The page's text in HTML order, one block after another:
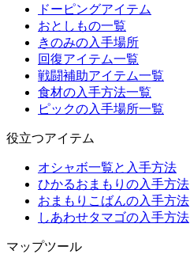
ドーピングアイテム
おとしもの一覧
きのみの入手場所
回復アイテム一覧
戦闘補助アイテム一覧
食材の入手方法一覧
ピックの入手場所一覧
役立つアイテム
オシャボ一覧と入手方法
ひかるおまもりの入手方法
おまもりこばんの入手方法
しあわせタマゴの入手方法
マップツール